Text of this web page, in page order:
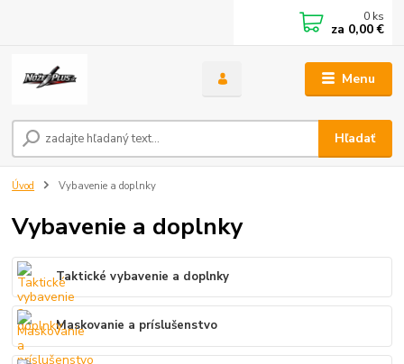
Menu
Hľadať
0 ks
za 0,00 €
Úvod Vybavenie a doplnky
Vybavenie a doplnky
Taktické vybavenie a doplnky
Maskovanie a príslušenstvo